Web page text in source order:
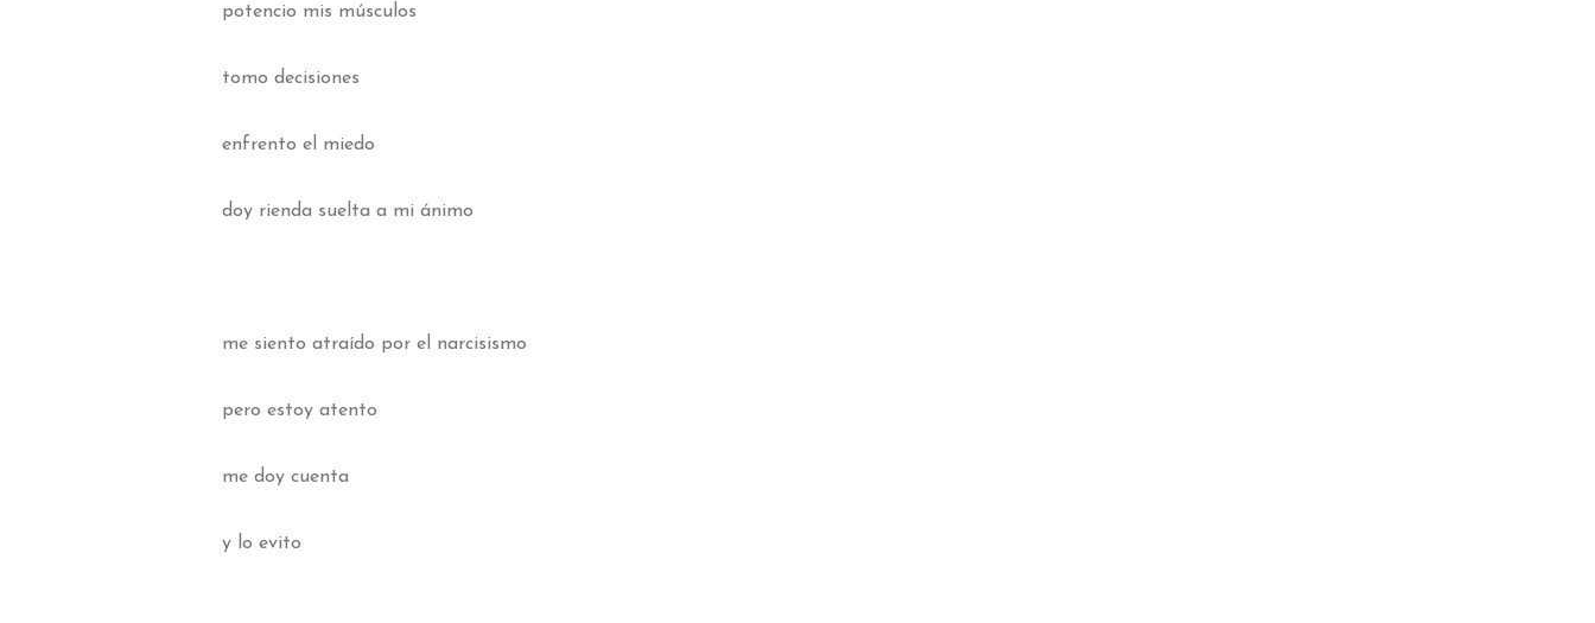
potencio mis músculos
tomo decisiones
enfrento el miedo
doy rienda suelta a mi ánimo
me siento atraído por el narcisismo
pero estoy atento
me doy cuenta
y lo evito